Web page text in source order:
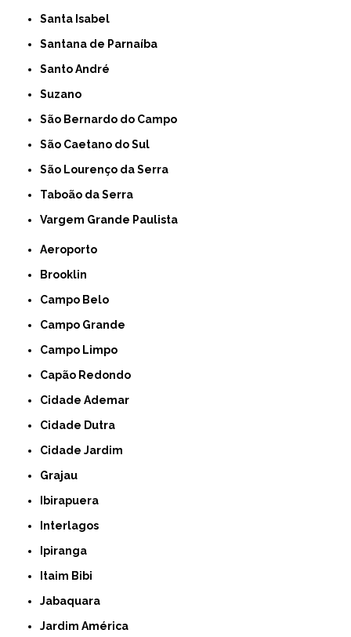
Santa Isabel
Santana de Parnaíba
Santo André
Suzano
São Bernardo do Campo
São Caetano do Sul
São Lourenço da Serra
Taboão da Serra
Vargem Grande Paulista
Aeroporto
Brooklin
Campo Belo
Campo Grande
Campo Limpo
Capão Redondo
Cidade Ademar
Cidade Dutra
Cidade Jardim
Grajau
Ibirapuera
Interlagos
Ipiranga
Itaim Bibi
Jabaquara
Jardim América